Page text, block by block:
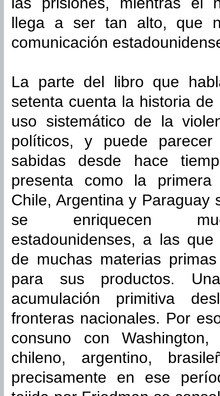
llega a ser tan alto, que
comunicación
La parte del libro que
setenta cuenta la historia
uso sistemático de la
políticos, y puede
sabidas desde hace
presenta como la primera
Chile, Argentina y Paraguay
se enriquecen
estadounidenses, a las
de muchas materias
para sus productos.
acumulación primitiva
fronteras nacionales. Por
consuno con
chileno, argentino,
precisamente en ese